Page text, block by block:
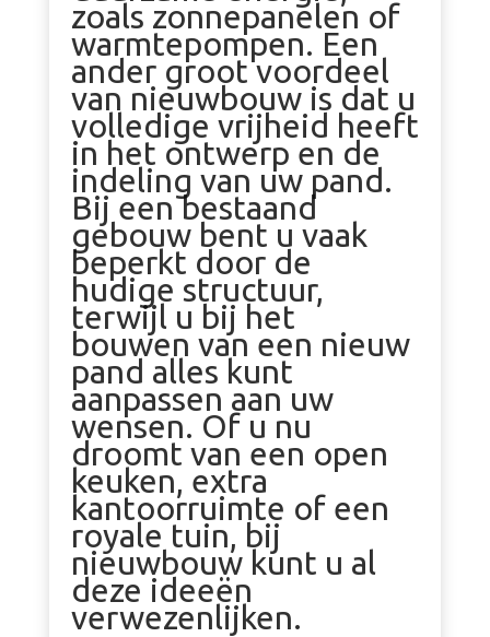
zoals zonnepanelen of
warmtepompen. Een
ander groot voordeel
van nieuwbouw is dat u
volledige vrijheid heeft
in het ontwerp en de
indeling van uw pand.
Bij een bestaand
gebouw bent u vaak
beperkt door de
hudige structuur,
terwijl u bij het
bouwen van een nieuw
pand alles kunt
aanpassen aan uw
wensen. Of u nu
droomt van een open
keuken, extra
kantoorruimte of een
royale tuin, bij
nieuwbouw kunt u al
deze ideeën
verwezenlijken.